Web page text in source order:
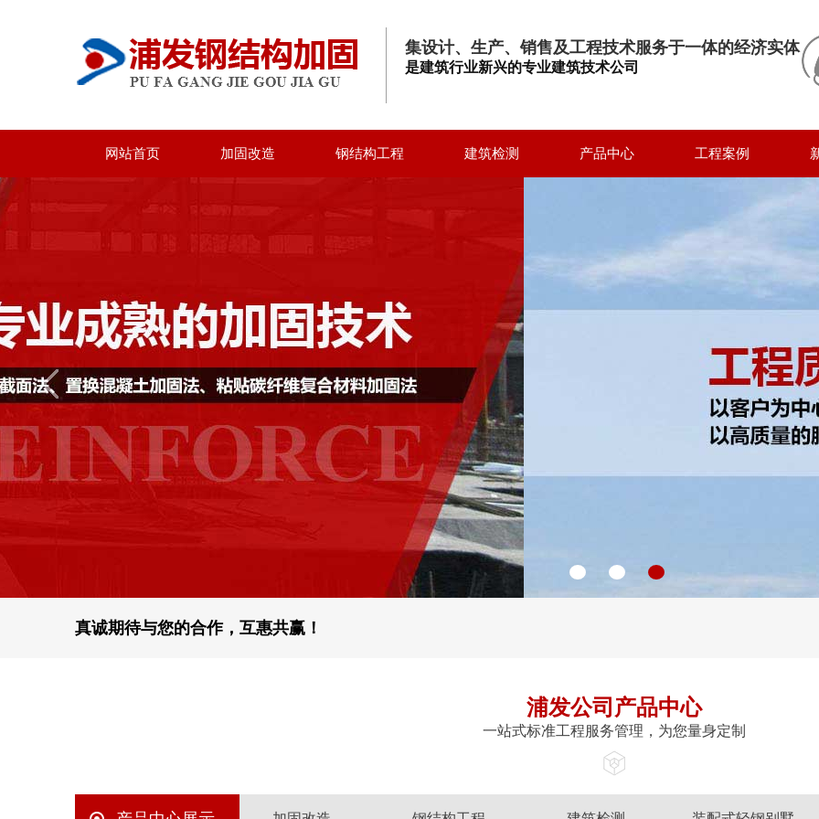
集设计、生产、销售及工程技术服务于一体的经济实体
是建筑行业新兴的专业建筑技术公司
网站首页 加固改造 钢结构工程 建筑检测 产品中心 工程案例
真诚期待与您的合作，互惠共赢！
浦发公司产品中心
一站式标准工程服务管理，为您量身定制